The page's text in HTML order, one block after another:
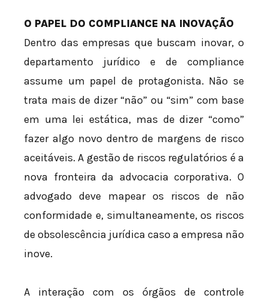
O PAPEL DO COMPLIANCE NA INOVAÇÃO
Dentro das empresas que buscam inovar, o
departamento jurídico e de compliance
assume um papel de protagonista. Não se
trata mais de dizer “não” ou “sim” com base
em uma lei estática, mas de dizer “como”
fazer algo novo dentro de margens de risco
aceitáveis. A gestão de riscos regulatórios é a
nova fronteira da advocacia corporativa. O
advogado deve mapear os riscos de não
conformidade e, simultaneamente, os riscos
de obsolescência jurídica caso a empresa não
inove.
A interação com os órgãos de controle